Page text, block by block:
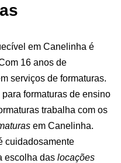
em Canelinha é
16 anos de
serviços de formaturas.
formaturas de ensino
trabalha com os
em Canelinha.
cuidadosamente
escolha das locações